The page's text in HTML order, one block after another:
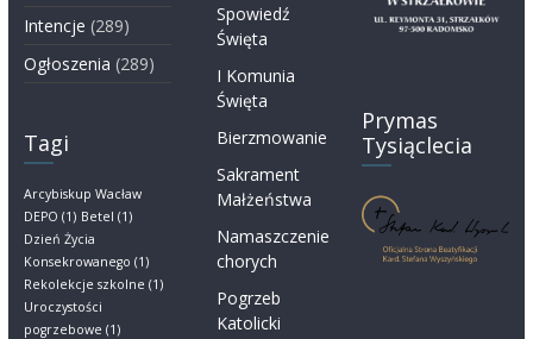
Intencje (289)
Ogłoszenia (289)
Tagi
Arcybiskup Wacław
DEPO (1) Betel (1)
Dzień Życia
Konsekrowanego (1)
Rekolekcje szkolne (1)
Uroczystości
pogrzebowe (1)
Spowiedź
Święta
I Komunia
Święta
Bierzmowanie
Sakrament
Małżeństwa
Namaszczenie
chorych
Pogrzeb
Katolicki
Prymas
Tysiąclecia